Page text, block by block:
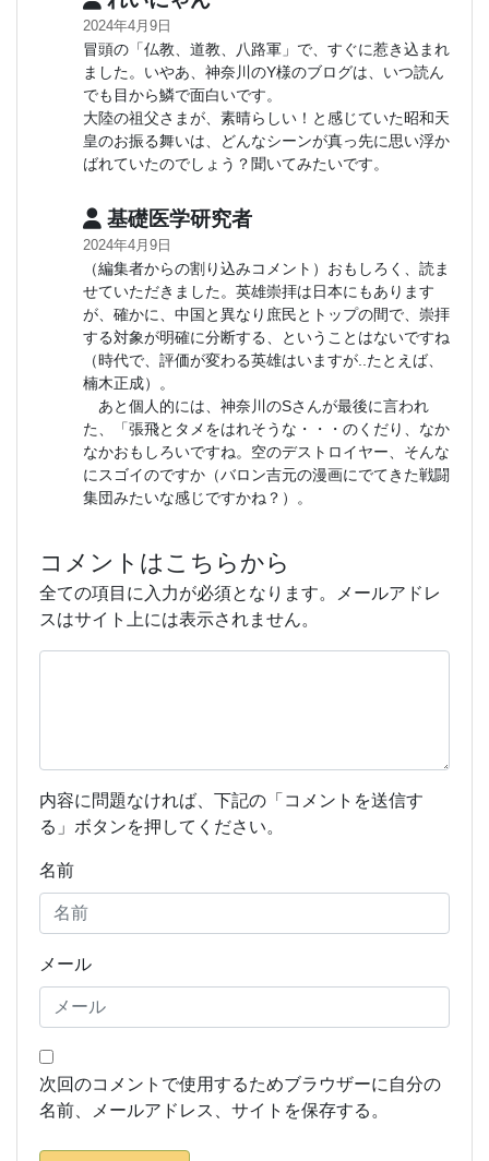
2024年4月9日
冒頭の「仏教、道教、八路軍」で、すぐに惹き込まれ
ました。いやあ、神奈川のY様のブログは、いつ読ん
でも目から鱗で面白いです。
大陸の祖父さまが、素晴らしい！と感じていた昭和天
皇のお振る舞いは、どんなシーンが真っ先に思い浮か
ばれていたのでしょう？聞いてみたいです。
基礎医学研究者
2024年4月9日
（編集者からの割り込みコメント）おもしろく、読ま
せていただきました。英雄崇拝は日本にもあります
が、確かに、中国と異なり庶民とトップの間で、崇拝
する対象が明確に分断する、ということはないですね
（時代で、評価が変わる英雄はいますが..たとえば、
楠木正成）。
あと個人的には、神奈川のSさんが最後に言われ
た、「張飛とタメをはれそうな・・・のくだり、なか
なかおもしろいですね。空のデストロイヤー、そんな
にスゴイのですか（バロン吉元の漫画にでてきた戦闘
集団みたいな感じですかね？）。
コメントはこちらから
全ての項目に入力が必須となります。メールアドレ
スはサイト上には表示されません。
内容に問題なければ、下記の「コメントを送信す
る」ボタンを押してください。
名前
メール
次回のコメントで使用するためブラウザーに自分の
名前、メールアドレス、サイトを保存する。